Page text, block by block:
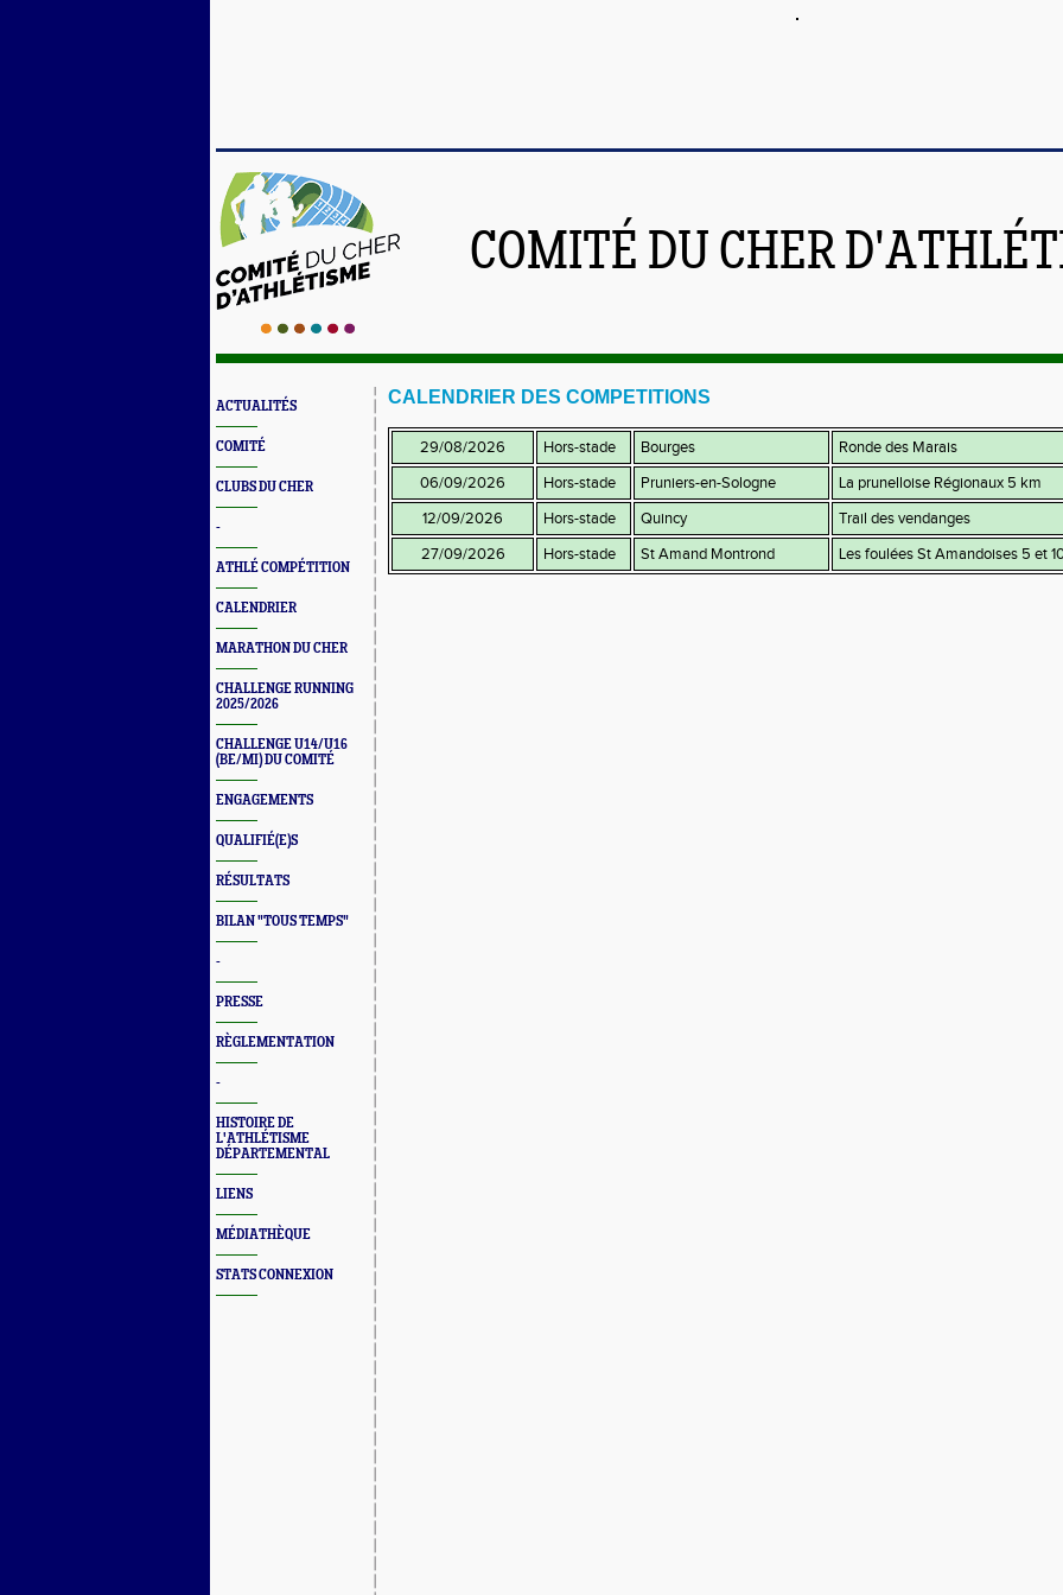
COMITÉ DU CHER
ACTUALITÉS
COMITÉ
CLUBS DU CHER
-
ATHLÉ COMPÉTITION
CALENDRIER
MARATHON DU CHER
CHALLENGE RUNNING
2025/2026
CHALLENGE U14/U16
(BE/MI) DU COMITÉ
ENGAGEMENTS
QUALIFIÉ(E)S
RÉSULTATS
BILAN "TOUS TEMPS"
-
PRESSE
RÈGLEMENTATION
-
HISTOIRE DE
L'ATHLÉTISME
DÉPARTEMENTAL
LIENS
MÉDIATHÈQUE
STATS CONNEXION
CALENDRIER DES COMPETITIONS
29/08/2026 Hors-stade Bourges
Ronde des Marais
06/09/2026
Hors-stade Pruniers-en-Sologne
La prunelloise Régionaux 5 km
12/09/2026
Hors-stade Quincy
Trail des vendanges
27/09/2026
Hors-stade St Amand Montrond Les foulées St Amandoises 5 et